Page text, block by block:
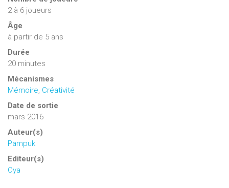
2à 6 joueurs
Âge
à partir de 5 ans
Durée
20 minutes
Mécanismes
Mémoire, Créativité
Date de sortie
mars 2016
Auteur(s)
Pampuk
Editeur(s)
Oya